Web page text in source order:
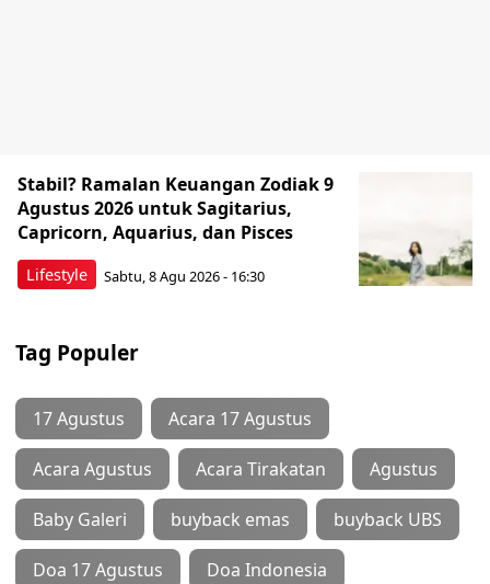
Lifestyle
Stabil? Ramalan Keuangan Zodiak 9
Agustus 2026 untuk Sagitarius,
Capricorn, Aquarius, dan Pisces
Sabtu, 8 Agu 2026 - 16:30
Tag Populer
17 Agustus Acara 17 Agustus
Acara Agustus Acara Tirakatan Agustus
Baby Galeri buyback emas buyback UBS
Doa 17 Agustus Doa Indonesia